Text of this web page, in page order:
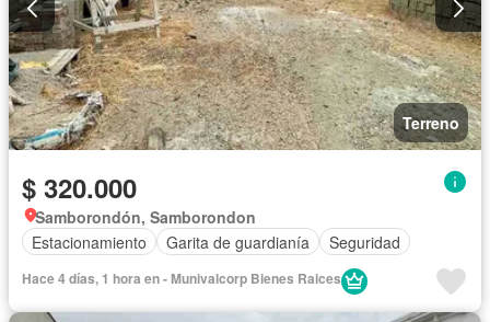
Terreno
$ 320.000
Samborondón, Samborondon
Estacionamiento
Garita de guardianía Seguridad
Hace 4 días, 1 hora en - Munivalcorp Bienes Raices